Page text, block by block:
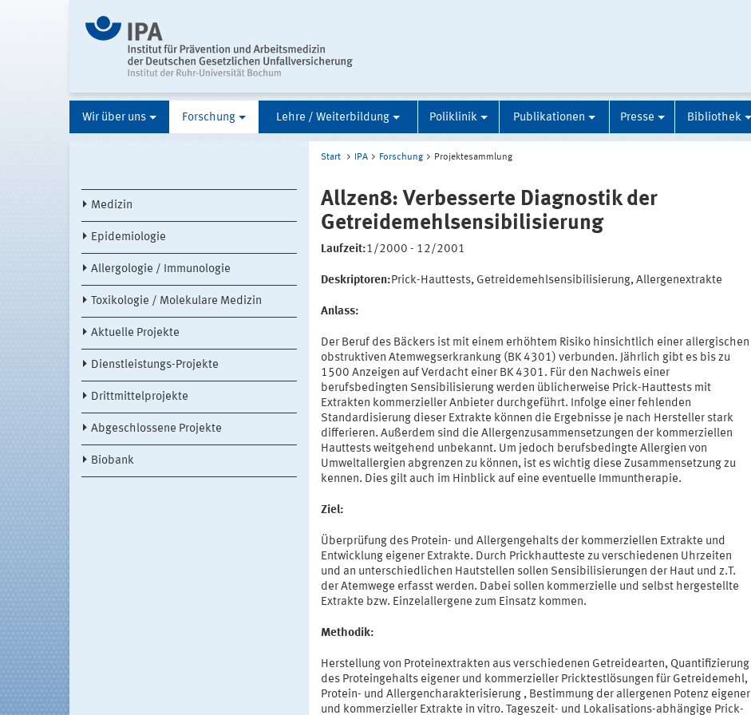
Wir über uns Forschung Lehre / Weiterbildung Poliklinik Publikationen Presse Bibliothek
Medizin
Epidemiologie
Allergologie / Immunologie
Toxikologie / Molekulare Medizin
Aktuelle Projekte
Dienstleistungs-Projekte
Drittmittelprojekte
Abgeschlossene Projekte
Biobank
Start IPA Forschung Projektesammlung
Allzen8: Verbesserte Diagnostik der
Getreidemehlsensibilisierung
Laufzeit:1/2000 - 12/2001
Deskriptoren:Prick-Hauttests, Getreidemehlsensibilisierung, Allergenextrakte
Anlass:
Der Beruf des Bäckers ist mit einem erhöhtem Risiko hinsichtlich einer allergischen
obstruktiven Atemwegserkrankung (BK 4301) verbunden. Jährlich gibt es bis zu
1500 Anzeigen auf Verdacht einer BK 4301. Für den Nachweis einer
berufsbedingten Sensibilisierung werden üblicherweise Prick-Hauttests mit
Extrakten kommerzieller Anbieter durchgeführt. Infolge einer fehlenden
Standardisierung dieser Extrakte können die Ergebnisse je nach Hersteller stark
differieren. Außerdem sind die Allergenzusammensetzungen der kommerziellen
Hauttests weitgehend unbekannt. Um jedoch berufsbedingte Allergien von
Umweltallergien abgrenzen zu können, ist es wichtig diese Zusammensetzung zu
kennen. Dies gilt auch im Hinblick auf eine eventuelle Immuntherapie.
Ziel:
Überprüfung des Protein- und Allergengehalts der kommerziellen Extrakte und
Entwicklung eigener Extrakte. Durch Prickhautteste zu verschiedenen Uhrzeiten
und an unterschiedlichen Hautstellen sollen Sensibilisierungen der Haut und z.T.
der Atemwege erfasst werden. Dabei sollen kommerzielle und selbst hergestellte
Extrakte bzw. Einzelallergene zum Einsatz kommen.
Methodik:
Herstellung von Proteinextrakten aus verschiedenen Getreidearten, Quantifizierung
des Proteingehalts eigener und kommerzieller Pricktestlösungen für Getreidemehl,
Protein- und Allergencharakterisierung , Bestimmung der allergenen Potenz eigener
und kommerzieller Extrakte in vitro. Tageszeit- und Lokalisations-abhängige Prick-